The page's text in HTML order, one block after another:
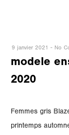
9 janvier 2021 - No
modele
2020
Femmes gris
printemps